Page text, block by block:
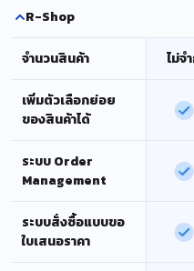
R-Shop
จำนวนสินค้า ไม่จ
เพิ่มตัวเลือกย่อย
ของสินค้าได้
ระบบ Order
Management
ระบบสั่งซื้อแบบขอ
ใบเสนอราคา